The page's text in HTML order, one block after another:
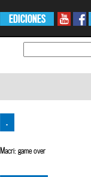
EDICIONES
.
Macri: game over